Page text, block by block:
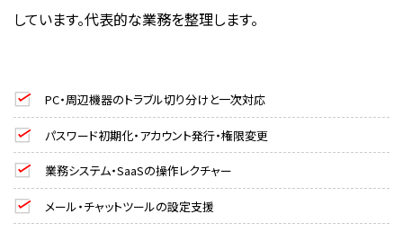
しています。代表的な業務を整理します。
PC・周辺機器のトラブル切り分けと一次対応
パスワード初期化・アカウント発行・権限変更
業務システム・SaaSの操作レクチャー
メール・チャットツールの設定支援